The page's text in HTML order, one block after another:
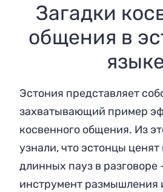
Загадки
общения в
Эстония представляет
захватывающий пример
косвенного общения. Из
узнали, что эстонцы
длинных пауз в
инструмент размышления